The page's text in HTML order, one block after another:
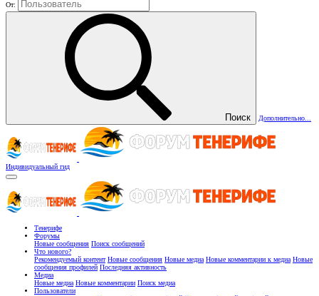
От:
Поиск Дополнительно...
Индивидуальный гид
Тенерифе
Форумы
Новые сообщения Поиск сообщений
Что нового?
Рекомендуемый контент Новые сообщения Новые медиа Новые комментарии к медиа Новые
сообщения профилей Последняя активность
Медиа
Новые медиа Новые комментарии Поиск медиа
Пользователи